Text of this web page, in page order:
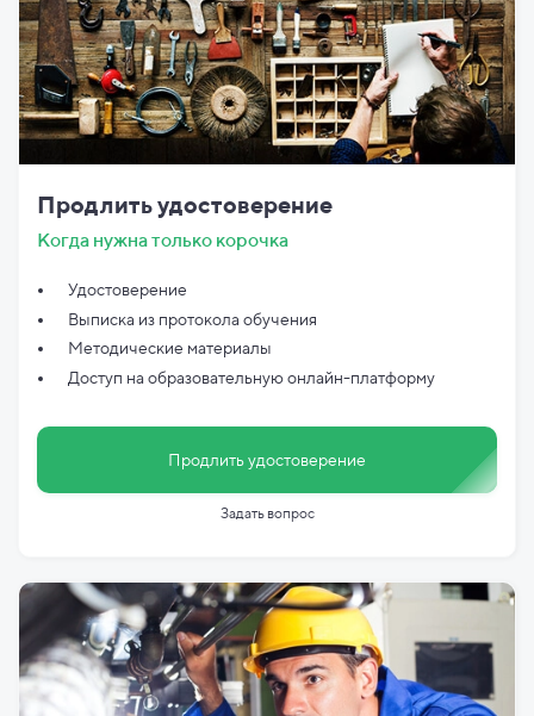
Продлить удостоверение
Когда нужна только корочка
Удостоверение
Выписка из протокола обучения
Методические материалы
Доступ на образовательную онлайн-платформу
Продлить удостоверение
Задать вопрос